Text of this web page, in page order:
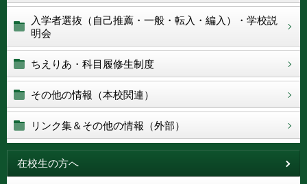
入学者選抜（自己推薦・一般・転入・編入）・学校説
明会
ちえりあ・科目履修生制度
その他の情報（本校関連）
リンク集＆その他の情報（外部）
在校生の方へ